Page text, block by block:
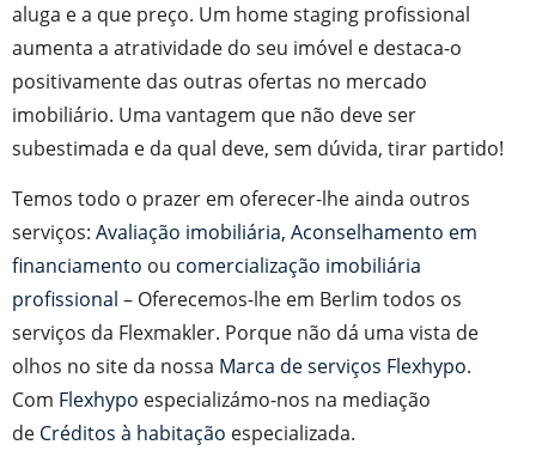
aluga e a que preço. Um home staging profissional
aumenta a atratividade do seu imóvel e destaca-o
positivamente das outras ofertas no mercado
imobiliário. Uma vantagem que não deve ser
subestimada e da qual deve, sem dúvida, tirar partido!
Temos todo o prazer em oferecer-lhe ainda outros
serviços: Avaliação imobiliária, Aconselhamento em
financiamento ou comercialização imobiliária
profissional – Oferecemos-lhe em Berlim todos os
serviços da Flexmakler. Porque não dá uma vista de
olhos no site da nossa Marca de serviços Flexhypo.
Com Flexhypo especializámo-nos na mediação
de Créditos à habitação especializada.